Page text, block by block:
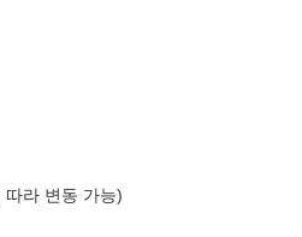
따라 변동 가능)